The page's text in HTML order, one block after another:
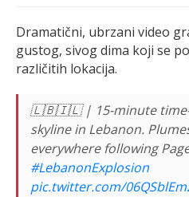
Dramatični, ubrzani video
gustog, sivog dima koji se
različitih lokacija.
🇱🇧🇮🇱 | 15-minute time-
skyline in Lebanon.
everywhere following
#LebanonExplosion
pic.twitter.com/